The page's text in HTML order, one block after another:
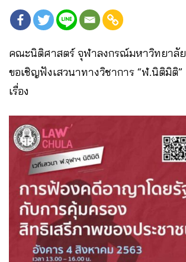
คณะนิติศาสตร์ จุฬาลงกรณ์มหาวิทยาลัย
ขอเชิญฟังเสวนาทางวิชาการ “ฬ.นิติมิติ”
เรื่อง